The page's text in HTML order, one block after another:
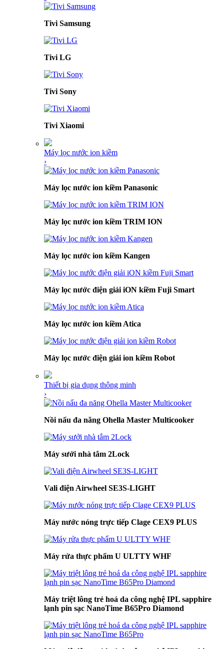
Tivi Samsung
Tivi LG
Tivi Sony
Tivi Xiaomi
Máy lọc nước ion kiềm
›
Máy lọc nước ion kiềm Panasonic
Máy lọc nước ion kiềm TRIM ION
Máy lọc nước ion kiềm Kangen
Máy lọc nước điện giải iON kiềm Fuji Smart
Máy lọc nước ion kiềm Atica
Máy lọc nước điện giải ion kiềm Robot
Thiết bị gia dụng thông minh
›
Nồi nấu đa năng Ohella Master Multicooker
Máy sưởi nhà tắm 2Lock
Vali điện Airwheel SE3S-LIGHT
Máy nước nóng trực tiếp Clage CEX9 PLUS
Máy rửa thực phẩm U ULTTY WHF
Máy triệt lông trẻ hoá da công nghệ IPL sapphire
lạnh pin sạc NanoTime B65Pro Diamond